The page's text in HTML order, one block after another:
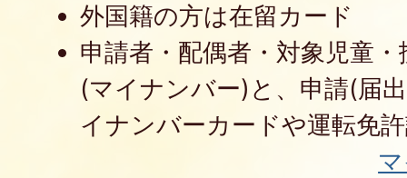
外国籍の方は在留カード
申請者・配偶者・対象児童
(マイナンバー)と、申請(届
イナンバーカード